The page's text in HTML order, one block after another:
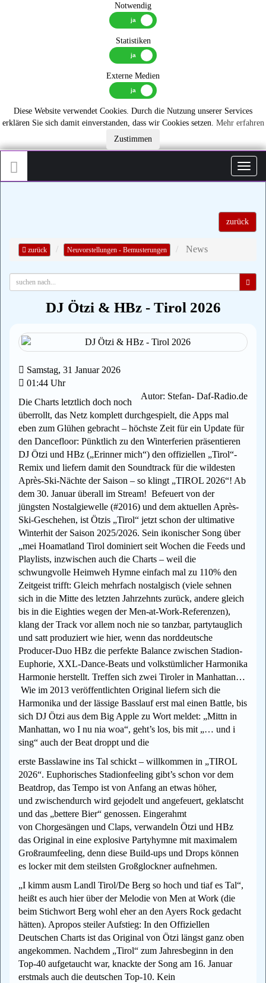
Notwendig
Statistiken
Externe Medien
Diese Website verwendet Cookies. Durch die Nutzung unserer Services
erklären Sie sich damit einverstanden, dass wir Cookies setzen. Mehr erfahren
Zustimmen
zurück
zurück Neuvorstellungen - Bemusterungen News
DJ Ötzi & HBz - Tirol 2026
Samstag, 31 Januar 2026
01:44 Uhr
Autor: Stefan- Daf-Radio.de
Die Charts letztlich doch noch
überrollt, das Netz komplett durchgespielt, die Apps mal
eben zum Glühen gebracht – höchste Zeit für ein Update für
den Dancefloor: Pünktlich zu den Winterferien präsentieren
DJ Ötzi und HBz („Erinner mich“) den offiziellen „Tirol“-
Remix und liefern damit den Soundtrack für die wildesten
Après-Ski-Nächte der Saison – so klingt „TIROL 2026“! Ab
dem 30. Januar überall im Stream! Befeuert von der
jüngsten Nostalgiewelle (#2016) und dem aktuellen Après-
Ski-Geschehen, ist Ötzis „Tirol“ jetzt schon der ultimative
Winterhit der Saison 2025/2026. Sein ikonischer Song über
„mei Hoamatland Tirol dominiert seit Wochen die Feeds und
Playlists, inzwischen auch die Charts – weil die
schwungvolle Heimweh Hymne einfach mal zu 110% den
Zeitgeist trifft: Gleich mehrfach nostalgisch (viele sehnen
sich in die Mitte des letzten Jahrzehnts zurück, andere gleich
bis in die Eighties wegen der Men-at-Work-Referenzen),
klang der Track vor allem noch nie so tanzbar, partytauglich
und satt produziert wie hier, wenn das norddeutsche
Producer-Duo HBz die perfekte Balance zwischen Stadion-
Euphorie, XXL-Dance-Beats und volkstümlicher Harmonika
Harmonie herstellt. Treffen sich zwei Tiroler in Manhattan…
Wie im 2013 veröffentlichten Original liefern sich die
Harmonika und der lässige Basslauf erst mal einen Battle, bis
sich DJ Ötzi aus dem Big Apple zu Wort meldet: „Mittn in
Manhattan, wo I nu nia woa“, geht’s los, bis mit „… und i
sing“ auch der Beat droppt und die
erste Basslawine ins Tal schickt – willkommen in „TIROL
2026“. Euphorisches Stadionfeeling gibt’s schon vor dem
Beatdrop, das Tempo ist von Anfang an etwas höher,
und zwischendurch wird gejodelt und angefeuert, geklatscht
und das „bettere Bier“ genossen. Eingerahmt
von Chorgesängen und Claps, verwandeln Ötzi und HBz
das Original in eine explosive Partyhymne mit maximalem
Großraumfeeling, denn diese Build-ups und Drops können
es locker mit dem steilsten Großglockner aufnehmen.
„I kimm ausm Landl Tirol/De Berg so hoch und tiaf es Tal“,
heißt es auch hier über der Melodie von Men at Work (die
beim Stichwort Berg wohl eher an den Ayers Rock gedacht
hätten). Apropos steiler Aufstieg: In den Offiziellen
Deutschen Charts ist das Original von Ötzi längst ganz oben
angekommen. Nachdem „Tirol“ zum Jahresbeginn in den
Top-40 aufgetaucht war, knackte der Song am 16. Januar
erstmals auch die deutschen Top-10. Kein